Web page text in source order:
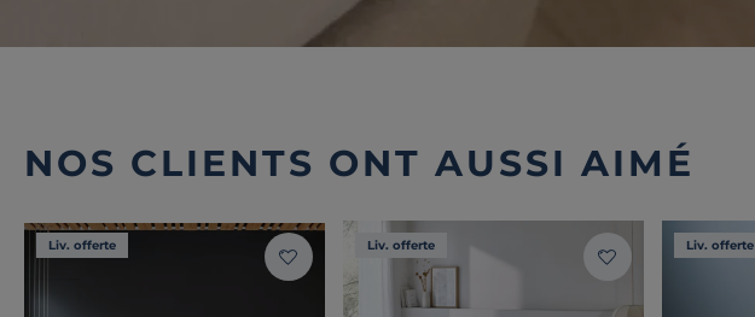
NOS CLIENTS ONT AUSSI AIMÉ
Liv. offerte Liv. offerte Liv. offerte